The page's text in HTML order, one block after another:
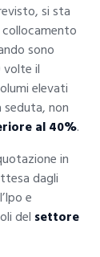
si sta
sono
volte il
elevati
seduta, non
al 40%.
in
dagli
e
del settore